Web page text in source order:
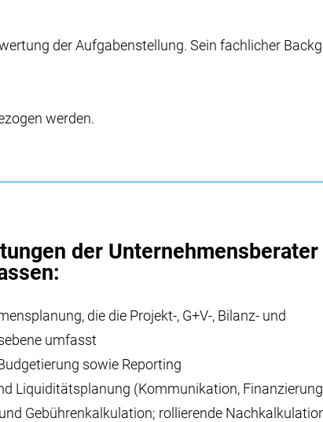
der Aufgabenstellung. Sein fachlicher
werden.
der
die die Projekt-, G+V-, Bilanz- und
umfasst
sowie Reporting
Liquiditätsplanung (Kommunikation,
Gebührenkalkulation; rollierende